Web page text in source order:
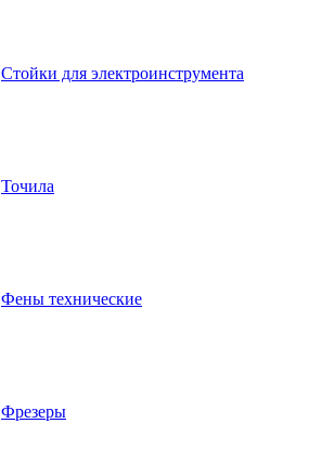
Стойки для электроинструмента
Точила
Фены технические
Фрезеры